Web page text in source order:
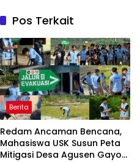
Pos Terkait
Berita
Redam Ancaman Bencana,
Mahasiswa USK Susun Peta
Mitigasi Desa Agusen Gayo